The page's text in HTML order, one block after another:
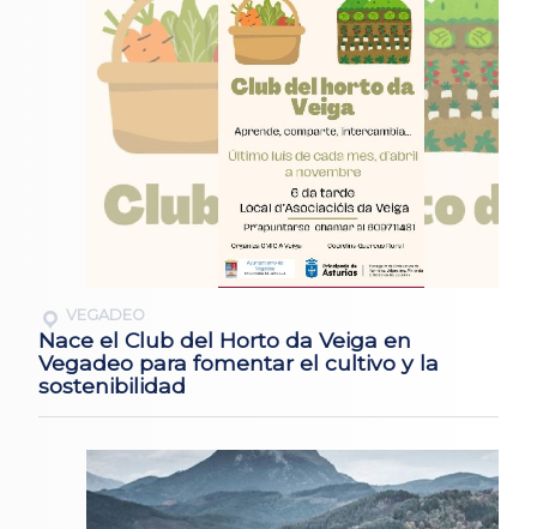
VEGADEO
Nace el Club del Horto da Veiga en
Vegadeo para fomentar el cultivo y la
sostenibilidad